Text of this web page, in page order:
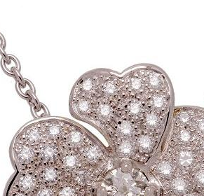
avantageusement votre
des saphirs de couleur et des
pas de faire sn petit
7,45 grammes Ce pendentif est
atelier à Paris selon les
de la joaillerie. Or-
du Temple 75003 Paris Tel 01 48